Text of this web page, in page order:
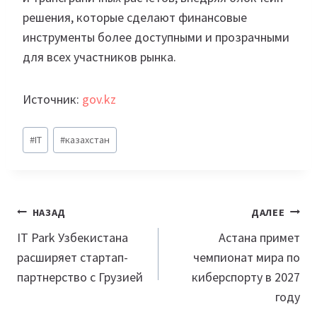
решения, которые сделают финансовые
инструменты более доступными и прозрачными
для всех участников рынка.
Источник: gov.kz
Метки
записи:
#IT #казахстан
Навигация
по
записям
НАЗАД
IT Park Узбекистана
расширяет стартап-
партнерство с Грузией
ДАЛЕЕ
Астана примет
чемпионат мира по
киберспорту в 2027
году